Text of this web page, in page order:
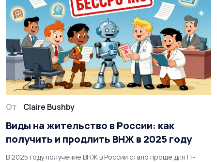
От Claire Bushby
Виды на жительство в России: как
получить и продлить ВНЖ в 2025 году
В 2025 году получение ВНЖ в России стало проще для IT-